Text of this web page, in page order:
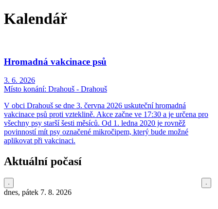
Kalendář
Hromadná vakcinace psů
3. 6. 2026
Místo konání: Drahouš - Drahouš
V obci Drahouš se dne 3. června 2026 uskuteční hromadná
vakcinace psů proti vzteklině. Akce začne ve 17:30 a je určena pro
všechny psy starší šesti měsíců. Od 1. ledna 2020 je rovněž
povinností mít psy označené mikročipem, který bude možné
aplikovat při vakcinaci.
Aktuální počasí
dnes, pátek 7. 8. 2026